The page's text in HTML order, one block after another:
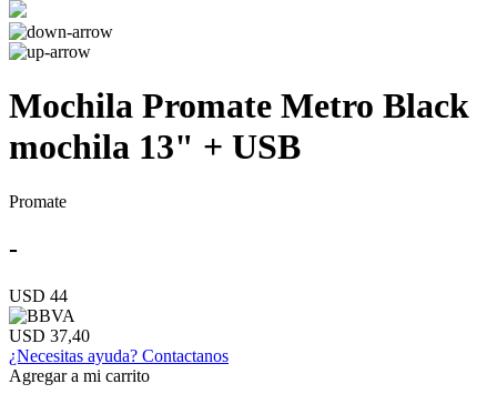
Mochila Promate Metro Black
mochila 13" + USB
Promate
-
USD 44
USD 37,40
¿Necesitas ayuda? Contactanos
Agregar a mi carrito